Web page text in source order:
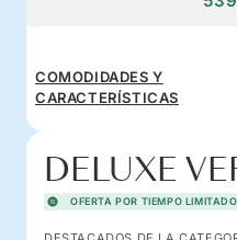
COMODIDADES Y
CARACTERÍSTICAS
DELUXE
OFERTA POR TIEMPO LIMITADO